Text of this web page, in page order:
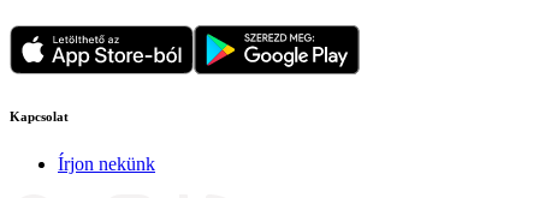
Kapcsolat
Írjon nekünk